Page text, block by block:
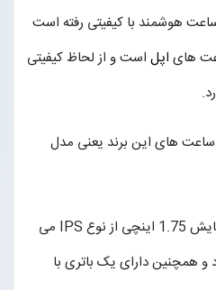
هوشمند با کیفیتی رفته است
های اپل است و از لحاظ کیفیتی
ساعت های این برند یعنی مدل
این ساعت دارای یک صفحه نمایش 1.75 اینچی از نوع IPS می
و همچنین دارای یک باتری با